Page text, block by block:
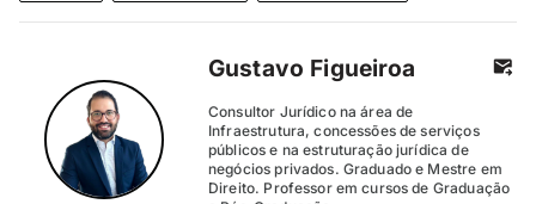
Gustavo Figueiroa
Consultor Jurídico na área de
Infraestrutura, concessões de serviços
públicos e na estruturação jurídica de
negócios privados. Graduado e Mestre em
Direito. Professor em cursos de Graduação